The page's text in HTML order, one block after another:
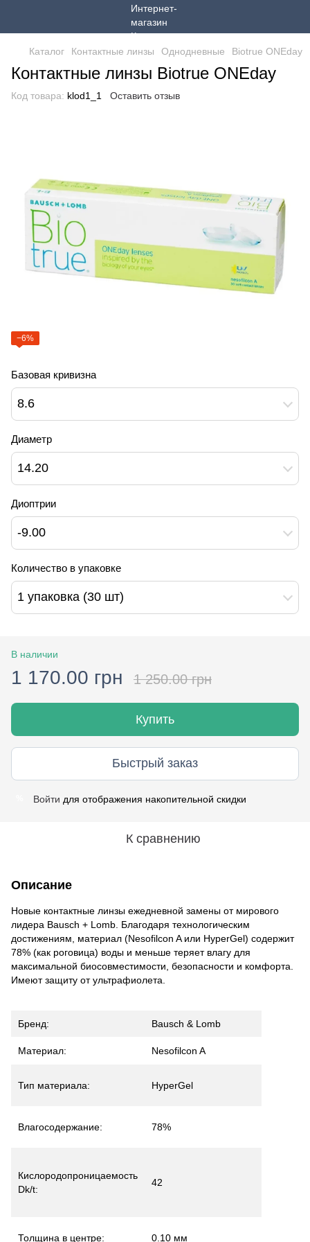
Каталог Контактные линзы Однодневные Biotrue ONEday
Контактные линзы Biotrue ONEday
Код товара: klod1_1 Оставить отзыв
−6%
Базовая кривизна
8.6
Диаметр
14.20
Диоптрии
-9.00
Количество в упаковке
1 упаковка (30 шт)
В наличии
1 170.00 грн 1 250.00 грн
Купить
Быстрый заказ
Войти для отображения накопительной скидки
К сравнению
Описание
Новые контактные линзы ежедневной замены от мирового
лидера Bausch + Lomb. Благодаря технологическим
достижениям, материал (Nesofilcon A или HyperGel) содержит
78% (как роговица) воды и меньше теряет влагу для
максимальной биосовместимости, безопасности и комфорта.
Имеют защиту от ультрафиолета.
Бренд: Bausch & Lomb
Материал: Nesofilcon A
Тип материала: HyperGel
Влагосодержание: 78%
Кислородопроницаемость
Dk/t:
42
Толщина в центре: 0.10 мм